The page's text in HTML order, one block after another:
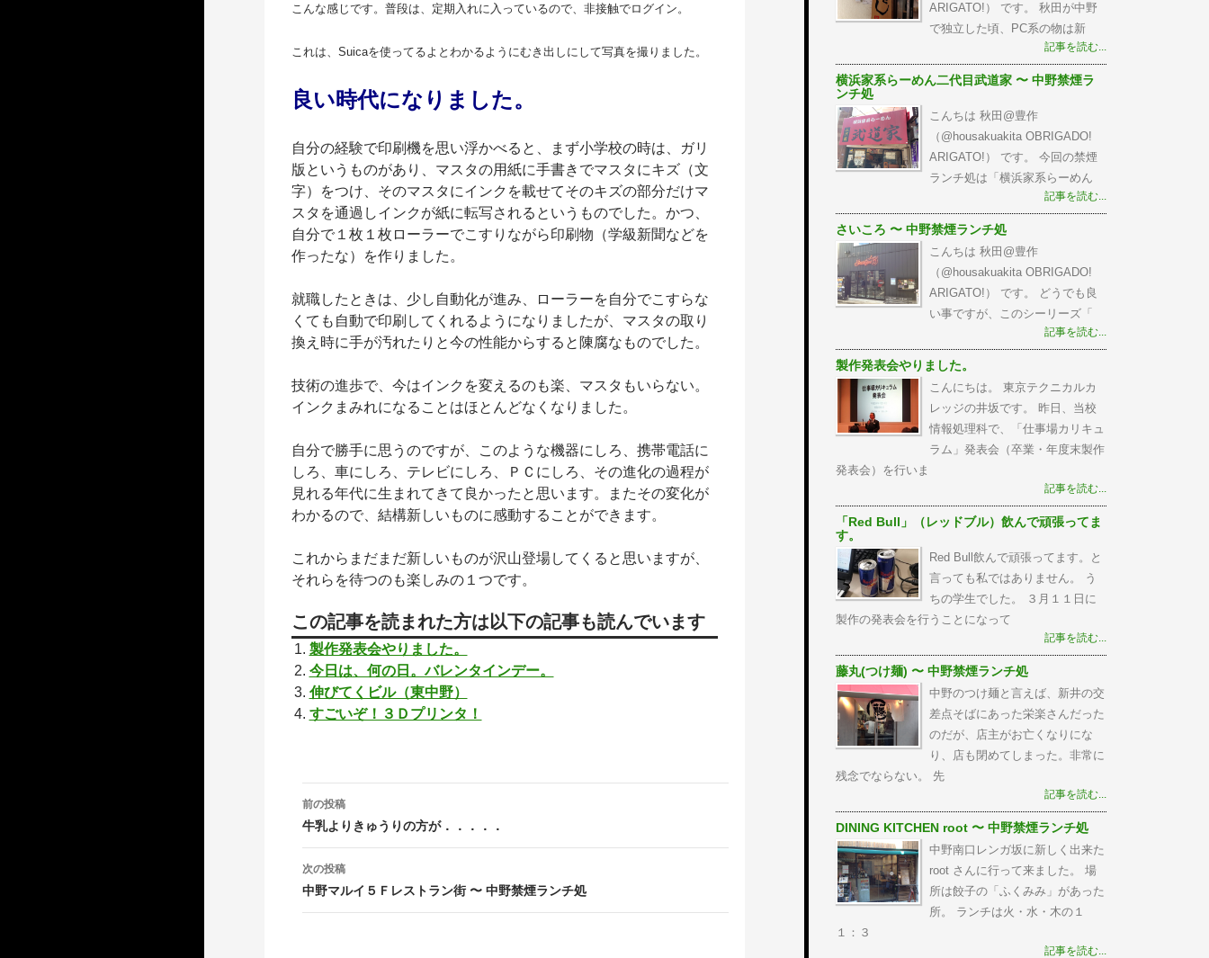
こんな感じです。普段は、定期入れに入っているので、 非接触でログイン。
これは、Suicaを使ってるよとわかるようにむき 出しにして写真を撮りました。
良い時代になりました。
自分の経験で印刷機を思い浮かべると、まず小学校の時は、ガリ
版というものがあり、マスタの用紙に手書きでマスタにキズ（文
字）をつけ、そのマスタにインクを載せてそのキズの部分だけマ
スタを通過しインクが紙に転写されるというものでした。かつ、
自分で１枚１枚ローラーでこすりながら印刷物（学級新聞などを
作ったな）を作りました。
就職したときは、少し自動化が進み、ローラーを自分でこすらな
くても自動で印刷してくれるようになりましたが、マスタの取り
換え時に手が汚れたりと今の性能からすると陳腐なものでした。
技術の進歩で、今はインクを変えるのも楽、マスタもいらない。
インクまみれになることはほとんどなくなりました。
自分で勝手に思うのですが、このような機器にしろ、携帯電話に
しろ、車にしろ、テレビにしろ、ＰＣにしろ、その進化の過程が
見れる年代に生まれてきて良かったと思います。またその変化が
わかるので、結構新しいものに感動することができます。
これからまだまだ新しいものが沢山登場してくると思いますが、
それらを待つのも楽しみの１つです。
この記事を読まれた方は以下の記事も読んでいます
製作発表会やりました。
今日は、何の日。バレンタインデー。
伸びてくビル（東中野）
すごいぞ！３Ｄプリンタ！
投
稿
ナ
ビ
前の投稿
牛乳よりきゅうりの方が．．．．．
次の投稿
中野マルイ５Ｆレストラン街 〜 中野禁煙ランチ処
ARIGATO!） です。 秋田が中野
で独立した頃、PC系の物は新
記事を読む...
横浜家系らーめん二代目武道家 〜 中野禁煙ラ
ンチ処
こんちは 秋田@豊作
（@housakuakita‎ OBRIGADO!
ARIGATO!） です。 今回の禁煙
ランチ処は「横浜家系らーめん
記事を読む...
さいころ 〜 中野禁煙ランチ処
こんちは 秋田@豊作
（@housakuakita‎ OBRIGADO!
ARIGATO!） です。 どうでも良
い事ですが、このシーリーズ「
記事を読む...
製作発表会やりました。
こんにちは。 東京テクニカルカ
レッジの井坂です。 昨日、当校
情報処理科で、「仕事場カリキュ
ラム」発表会（卒業・年度末製作
発表会）を行いま
記事を読む...
「Red Bull」（レッドブル）飲んで頑張ってま
す。
Red Bull飲んで頑張ってます。と
言っても私ではありません。 う
ちの学生でした。 ３月１１日に
製作の発表会を行うことになって
記事を読む...
藤丸(つけ麺) 〜 中野禁煙ランチ処
中野のつけ麺と言えば、新井の交
差点そばにあった栄楽さんだった
のだが、店主がお亡くなりにな
り、店も閉めてしまった。非常に
残念でならない。 先
記事を読む...
DINING KITCHEN root 〜 中野禁煙ランチ処
中野南口レンガ坂に新しく出来た
root さんに行って来ました。 場
所は餃子の「ふくみみ」があった
所。 ランチは火・水・木の１
１：３
記事を読む...